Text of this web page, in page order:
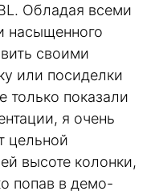
Обладая всеми
насыщенного
своими
или посиделки
только показали
я очень
цельной
высоте колонки,
попав в демо-